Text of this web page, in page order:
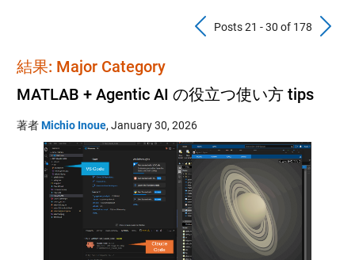
Previous
Posts 21 - 30 of 178
結果: Major Category
MATLAB + Agentic AI の役立つ使い方 tips
著者Michio Inoue, January 30, 2026